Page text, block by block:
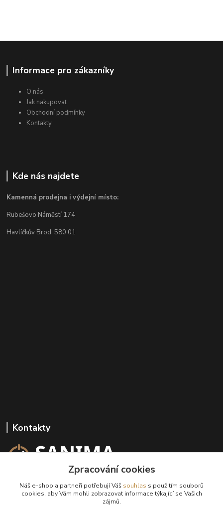
Informace pro zákazníky
O nás
Jak nakupovat
Obchodní podmínky
Kontakty
Kde nás najdete
Kamenná prodejna i výdejní místo:
Rubešovo Náměstí 174
Havlíčkův Brod, 580 01
Kontakty
+420 602 647 136
(Po-Pá, 9-18 hod.)
Zpracování cookies
Náš e-shop a partneři potřebují Váš souhlas s použitím souborů
cookies, aby Vám mohli zobrazovat informace týkající se Vašich
zájmů.